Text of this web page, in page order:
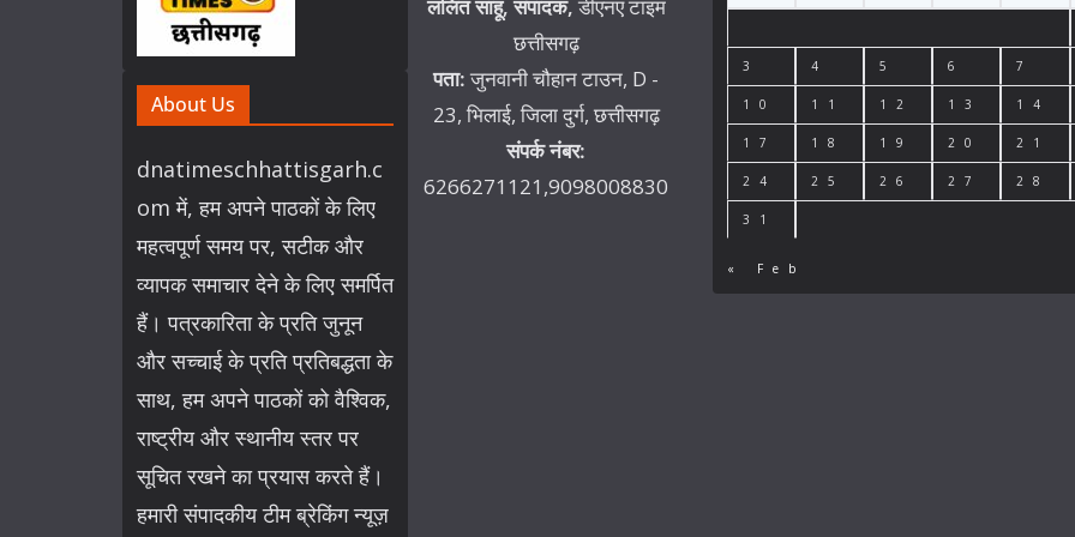
About Us
dnatimeschhattisgarh.c
om में, हम अपने पाठकों के लिए
महत्वपूर्ण समय पर, सटीक और
व्यापक समाचार देने के लिए समर्पित
हैं। पत्रकारिता के प्रति जुनून
और सच्चाई के प्रति प्रतिबद्धता के
साथ, हम अपने पाठकों को वैश्विक,
राष्ट्रीय और स्थानीय स्तर पर
सूचित रखने का प्रयास करते हैं।
हमारी संपादकीय टीम ब्रेकिंग न्यूज़
ललित साहू,संपादक, डीएनए टाइम
छत्तीसगढ़
पता: जुनवानी चौहान टाउन, D -
23, भिलाई, जिला दुर्ग, छत्तीसगढ़
संपर्क नंबर:
6266271121,9098008830
3 4 5 6 7
10 11 12 13 14
17 18 19 20 21
24 25 26 27 28
31
« Feb